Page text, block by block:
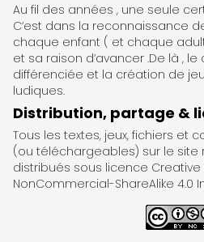
Au fil des années , une seule
C’est dans la reconnaissance
chaque enfant ( et chaque
et sa raison d’avancer .De là ,
différenciée et la création de
ludiques.
Distribution, partage &
Tous les textes, jeux, fichiers et
(ou téléchargeables) sur le site
distribués sous licence
NonCommercial-ShareAlike 4.0